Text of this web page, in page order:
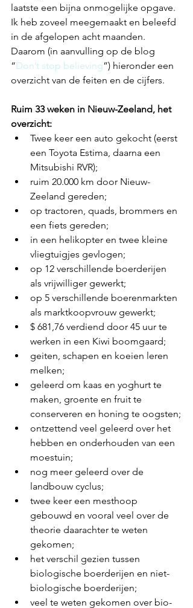
laatste een bijna onmogelijke opgave.
Ik heb zoveel meegemaakt en beleefd
in de afgelopen acht maanden.
Daarom (in aanvulling op de blog
“Don’t stop believing”) hieronder een
overzicht van de feiten en de cijfers.
Ruim 33 weken in Nieuw-Zeeland, het
overzicht:
Twee keer een auto gekocht (eerst
een Toyota Estima, daarna een
Mitsubishi RVR);
ruim 20.000 km door Nieuw-
Zeeland gereden;
op tractoren, quads, brommers en
een fiets gereden;
in een helikopter en twee kleine
vliegtuigjes gevlogen;
op 12 verschillende boerderijen
als vrijwilliger gewerkt;
op 5 verschillende boerenmarkten
als marktkoopvrouw gewerkt;
$ 681,76 verdiend door 45 uur te
werken in een Kiwi boomgaard;
geiten, schapen en koeien leren
melken;
geleerd om kaas en yoghurt te
maken, groente en fruit te
conserveren en honing te oogsten;
ontzettend veel geleerd over het
hebben en onderhouden van een
moestuin;
nog meer geleerd over de
landbouw cyclus;
twee keer een mesthoop
gebouwd en vooral veel over de
theorie daarachter te weten
gekomen;
het verschil gezien tussen
biologische boerderijen en niet-
biologische boerderijen;
veel te weten gekomen over bio-